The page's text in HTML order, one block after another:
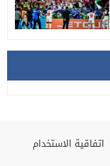
اتفاقية الاستخدام